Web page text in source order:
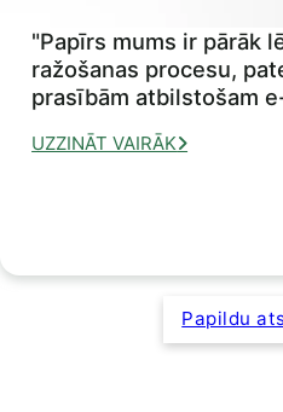
"Papīrs mums ir pārāk
ražošanas procesu,
prasībām atbilstošam
UZZINĀT VAIRĀK
Papildu